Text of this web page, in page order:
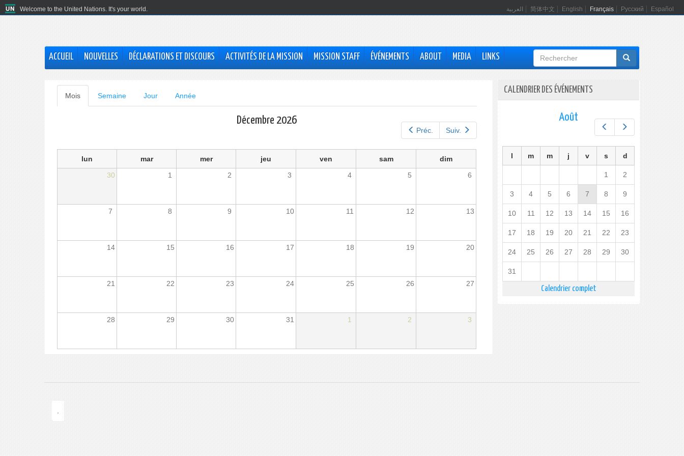
Welcome to the United Nations. It's your world. العربية 简体中文 English Français Русский Español
ACCUEIL NOUVELLES DÉCLARATIONS ET DISCOURS ACTIVITÉS DE LA MISSION MISSION STAFF ÉVÉNEMENTS ABOUT MEDIA LINKS
Formulaire
de
recherche
Onglets
principaux
Mois (onglet
actif)
Semaine Jour Année
Préc. Suiv.
Décembre 2026
lun mar mer jeu ven sam
dim
30
1 2 3 4 5 6
7 8 9 10 11 12 13
14 15 16 17 18 19 20
21 22 23 24 25 26 27
28 29 30 31 1 2 3
CALENDRIER DES ÉVÉNEMENTS
Préc. Suiv.
Août
l m m j v s d
1 2
3 4 5 6 7 8 9
10 11 12 13 14 15 16
17 18 19 20 21 22 23
24 25 26 27 28 29 30
31
Calendrier complet